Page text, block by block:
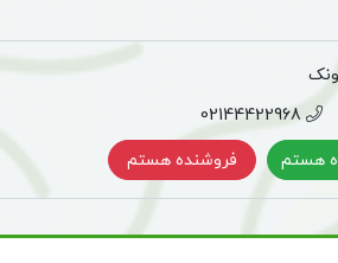
02144422968
هستم
فروشنده هستم